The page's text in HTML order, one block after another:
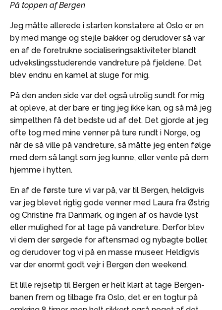
På toppen af Bergen
Jeg måtte allerede i starten konstatere at Oslo er en
by med mange og stejle bakker og derudover så var
en af de foretrukne socialiseringsaktiviteter blandt
udvekslingsstuderende vandreture på fjeldene. Det
blev endnu en kamel at sluge for mig.
På den anden side var det også utrolig sundt for mig
at opleve, at der bare er ting jeg ikke kan, og så må jeg
simpelthen få det bedste ud af det. Det gjorde at jeg
ofte tog med mine venner på ture rundt i Norge, og
når de så ville på vandreture, så måtte jeg enten følge
med dem så langt som jeg kunne, eller vente på dem
hjemme i hytten.
En af de første ture vi var på, var til Bergen, heldigvis
var jeg blevet rigtig gode venner med Laura fra Østrig
og Christine fra Danmark, og ingen af os havde lyst
eller mulighed for at tage på vandreture. Derfor blev
vi dem der sørgede for aftensmad og nybagte boller,
og derudover tog vi på en masse museer. Heldigvis
var der enormt godt vejr i Bergen den weekend.
Et lille rejsetip til Bergen er helt klart at tage Bergen-
banen frem og tilbage fra Oslo, det er en togtur på